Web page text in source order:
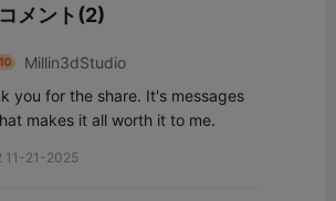
メント(2)
Millin3dStudio
you for the share. It's messages
makes it all worth it to me.
11-21-2025